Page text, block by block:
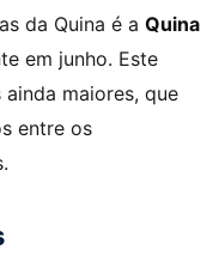
da Quina é a Quina
em junho. Este
maiores, que
entre os